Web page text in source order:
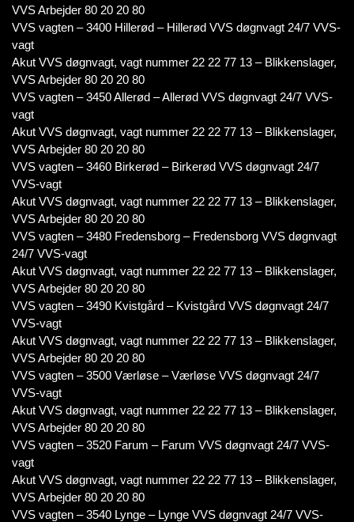
VVS Arbejder 80 20 20 80
VVS vagten – 3400 Hillerød – Hillerød VVS døgnvagt 24/7 VVS-
vagt
Akut VVS døgnvagt, vagt nummer 22 22 77 13 – Blikkenslager,
VVS Arbejder 80 20 20 80
VVS vagten – 3450 Allerød – Allerød VVS døgnvagt 24/7 VVS-
vagt
Akut VVS døgnvagt, vagt nummer 22 22 77 13 – Blikkenslager,
VVS Arbejder 80 20 20 80
VVS vagten – 3460 Birkerød – Birkerød VVS døgnvagt 24/7
VVS-vagt
Akut VVS døgnvagt, vagt nummer 22 22 77 13 – Blikkenslager,
VVS Arbejder 80 20 20 80
VVS vagten – 3480 Fredensborg – Fredensborg VVS døgnvagt
24/7 VVS-vagt
Akut VVS døgnvagt, vagt nummer 22 22 77 13 – Blikkenslager,
VVS Arbejder 80 20 20 80
VVS vagten – 3490 Kvistgård – Kvistgård VVS døgnvagt 24/7
VVS-vagt
Akut VVS døgnvagt, vagt nummer 22 22 77 13 – Blikkenslager,
VVS Arbejder 80 20 20 80
VVS vagten – 3500 Værløse – Værløse VVS døgnvagt 24/7
VVS-vagt
Akut VVS døgnvagt, vagt nummer 22 22 77 13 – Blikkenslager,
VVS Arbejder 80 20 20 80
VVS vagten – 3520 Farum – Farum VVS døgnvagt 24/7 VVS-
vagt
Akut VVS døgnvagt, vagt nummer 22 22 77 13 – Blikkenslager,
VVS Arbejder 80 20 20 80
VVS vagten – 3540 Lynge – Lynge VVS døgnvagt 24/7 VVS-